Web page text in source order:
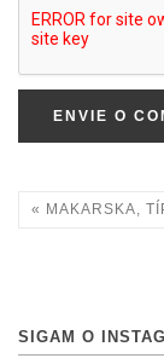
ENVIE O
« MAKARSKA,
SIGAM O